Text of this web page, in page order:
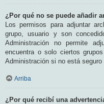
¿Por qué no se puede añadir
Los permisos para adjuntar
grupo, usuario y son
Administración no permite
encuentra o solo ciertos
Administración si no está
Arriba
¿Por qué recibí una